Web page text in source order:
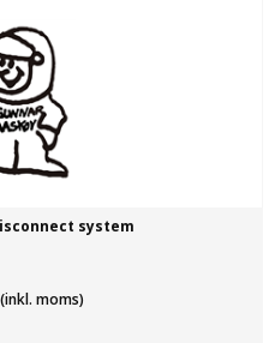
system
moms)